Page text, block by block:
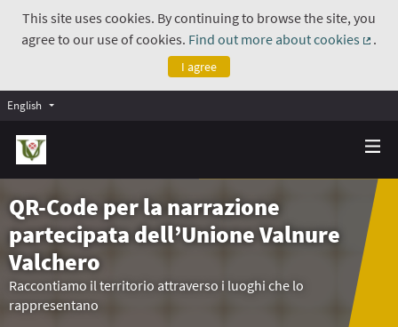
This site uses cookies. By continuing to browse the site, you
agree to our use of cookies. Find out more about cookies
.
I agree
English
QR-Code per la narrazione
partecipata dell’Unione Valnure
Valchero
Raccontiamo il territorio attraverso i luoghi che lo
rappresentano